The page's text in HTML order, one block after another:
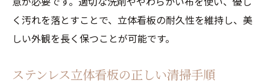
く汚れを落とすことで、立体看板の耐久性を維持し、美
しい外観を長く保つことが可能です。
ステンレス立体看板の正しい清掃手順